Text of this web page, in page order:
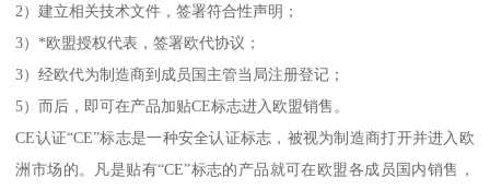
2）建立相关技术文件，签署符合性声明；
3）*欧盟授权代表，签署欧代协议；
3）经欧代为制造商到成员国主管当局注册登记；
5）而后，即可在产品加贴CE标志进入欧盟销售。
CE认证“CE”标志是一种安全认证标志，被视为制造商打开并进入欧
洲市场的。凡是贴有“CE”标志的产品就可在欧盟各成员国内销售，